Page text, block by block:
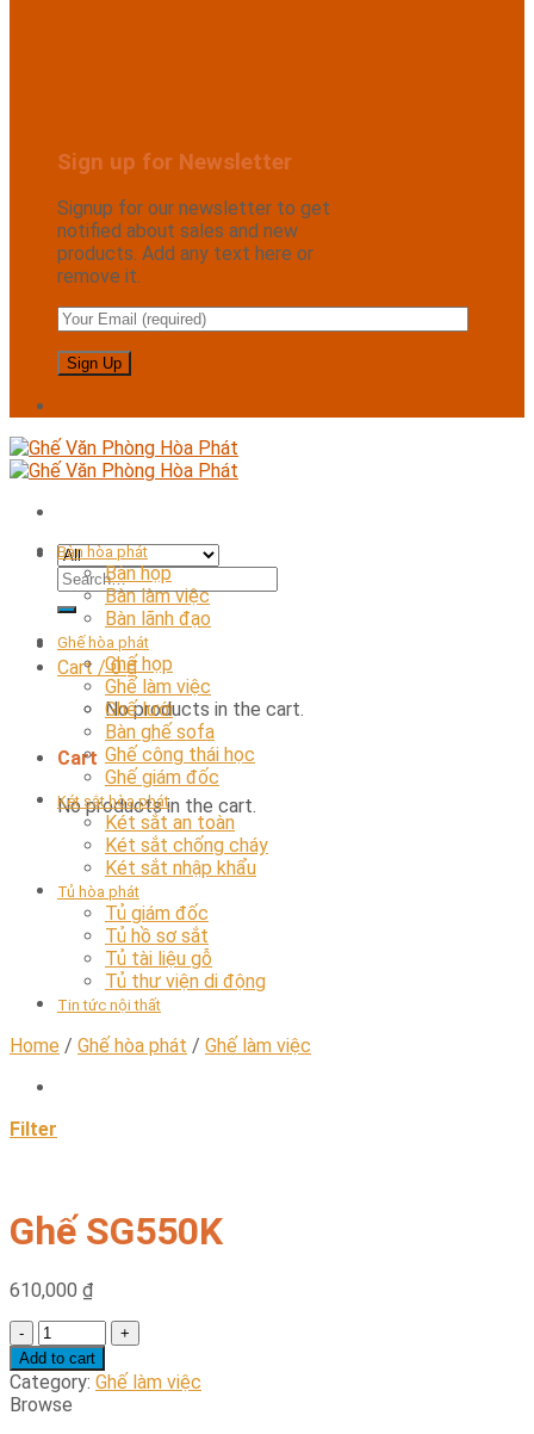
Sign up for Newsletter
Signup for our newsletter to get
notified about sales and new
products. Add any text here or
remove it.
Cart /0₫
No products in the cart.
Cart
No products in the cart.
Bàn hòa phát
Bàn họp
Bàn làm việc
Bàn lãnh đạo
Ghế hòa phát
Ghế họp
Ghế làm việc
Ghế lưới
Bàn ghế sofa
Ghế công thái học
Ghế giám đốc
Két sắt hòa phát
Két sắt an toàn
Két sắt chống cháy
Két sắt nhập khẩu
Tủ hòa phát
Tủ giám đốc
Tủ hồ sơ sắt
Tủ tài liệu gỗ
Tủ thư viện di động
Tin tức nội thất
Home / Ghế hòa phát / Ghế làm việc
Filter
Ghế SG550K
610,000 ₫
Ghế
SG550K
quantity
Add to cart
Category: Ghế làm việc
Browse